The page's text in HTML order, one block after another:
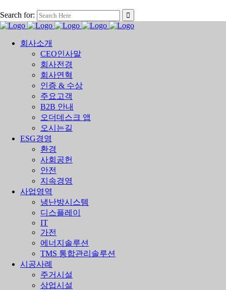
Search for:
회사소개
CEO인사말
회사전경
회사연혁
인증 & 수상
주요고객
B2B 안내
오더데스크 앱
오시는길
ESG경영
환경
사회공헌
안전
지속경영
사업영역
냉난방시스템
디스플레이
IT
가전
에너지솔루션
TMS 통합관리솔루션
시공사례
주거시설
상업시설